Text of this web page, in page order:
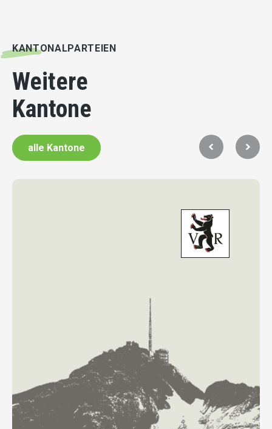
KANTONALPARTEIEN
Weitere
Kantone
alle Kantone